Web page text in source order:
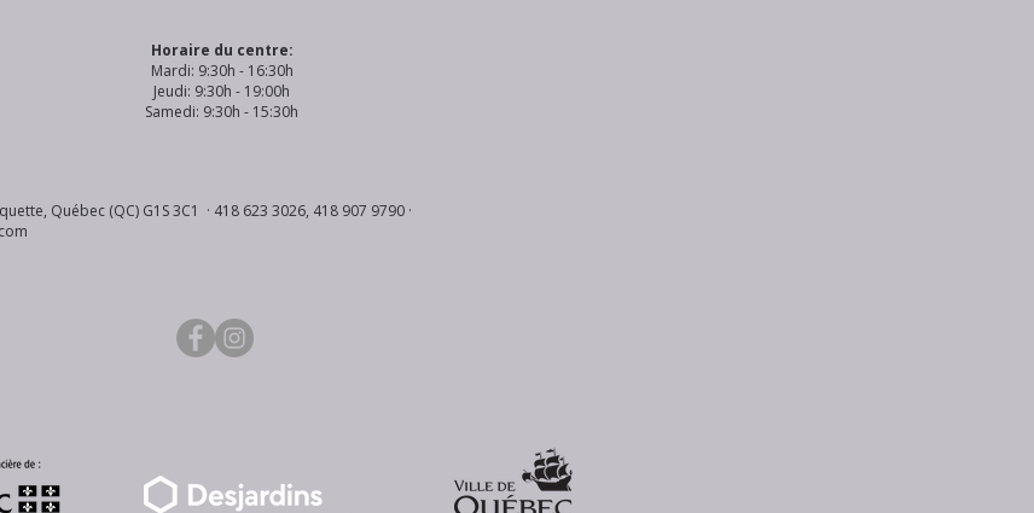
Horaire du centre:
Mardi: 9:30h - 16:30h
Jeudi: 9:30h - 19:00h
Samedi: 9:30h - 15:30h
Québec (QC) G1S 3C1 · 418 623 3026, 418 907 9790 ·